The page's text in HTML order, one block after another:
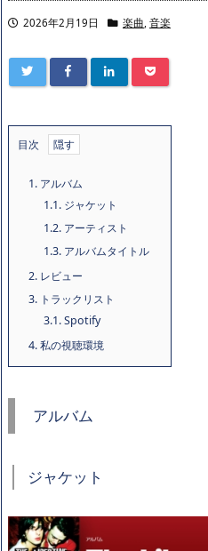
2026年2月19日 楽曲, 音楽
目次
1. アルバム
1.1. ジャケット
1.2. アーティスト
1.3. アルバムタイトル
2. レビュー
3. トラックリスト
3.1.Spotify
4.私の視聴環境
アルバム
ジャケット